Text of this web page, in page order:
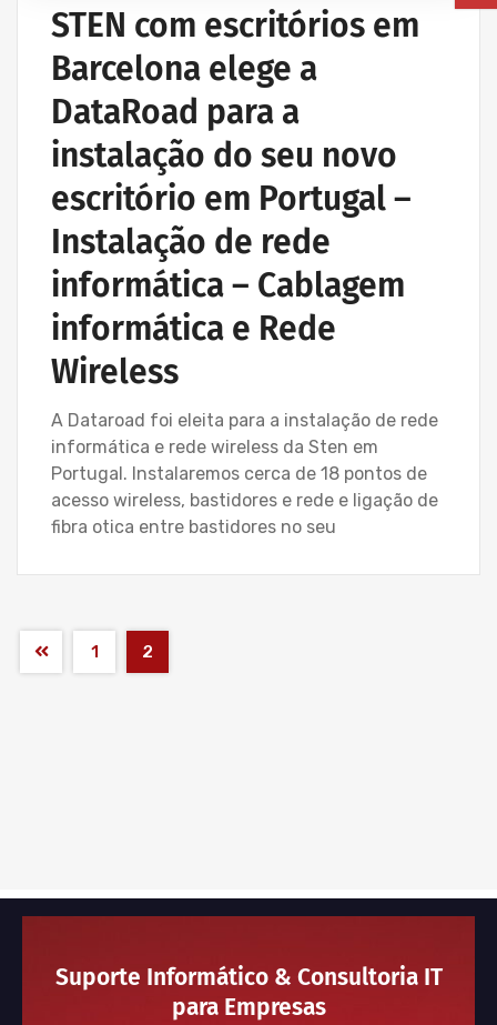
STEN com escritórios em
Barcelona elege a
DataRoad para a
instalação do seu novo
escritório em Portugal –
Instalação de rede
informática – Cablagem
informática e Rede
Wireless
A Dataroad foi eleita para a instalação de rede
informática e rede wireless da Sten em
Portugal. Instalaremos cerca de 18 pontos de
acesso wireless, bastidores e rede e ligação de
fibra otica entre bastidores no seu
1 2
Suporte Informático & Consultoria IT
para Empresas